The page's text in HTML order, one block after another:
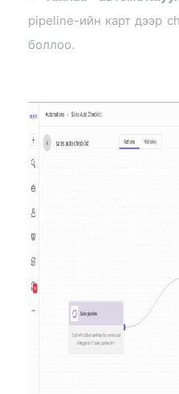
pipeline-ийн карт дээр
боллоо.